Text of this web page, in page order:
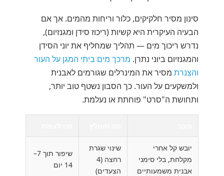
סינון מסיר חלקיקים, כלור וריחות מהמים. אך אם
הבעיה העיקרית היא קשיות (ריכוז סידן ומגנזיום),
נדרש ריכוך מים — תהליך שמחליף את יוני הסידן
והמגנזיום ביוני נתרן. מרכך מים ביתי המגן על העור
והצנרת מסיר את המינרלים שגורמים לאבנית
ולמשקעים על העור. כך הסבון נשטף טוב יותר,
ותחושת ה"סרט" פוחתת או נעלמת.
יובש קל אחרי
מקלחת, בלי סימני
אבנית משמעותיים
שינוי שגרת
רחצה (4
הצעדים)
שיפור תוך 7–
14 יום